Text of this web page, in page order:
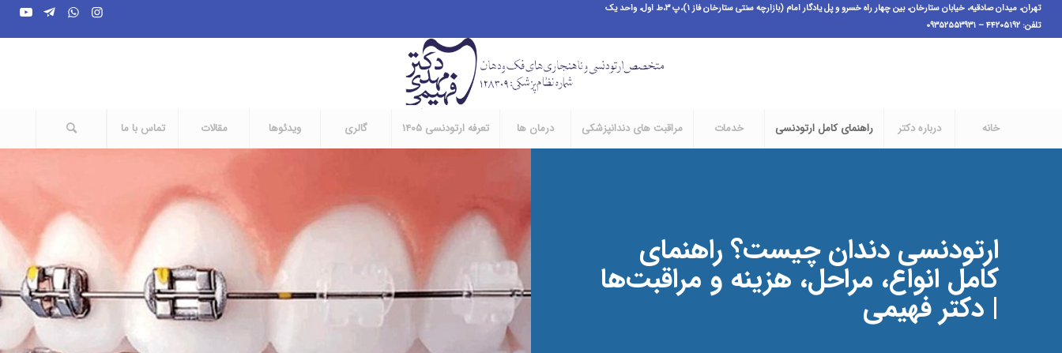
تهران، میدان صادقیه، خیابان ستارخان، بین چهار راه خسرو و پل یادگار امام (بازارچه سنتی ستارخان فاز ۱)،پ ٣،ط اول، واحد یک
تلفن: ۴۴۲۰۵۱۹۲ – ۰۹۳۵۲۵۵۳۹۳۱
خانه درباره دکتر راهنمای کامل ارتودنسی خدمات مراقبت های دندانپزشکی درمان ها تعرفه ارتودنسی ۱۴۰۵ گالری ویدئوها مقالات تماس با ما
ارتودنسی دندان چیست؟ راهنمای
کامل انواع، مراحل، هزینه و مراقبت‌ها
| دکتر فهیمی